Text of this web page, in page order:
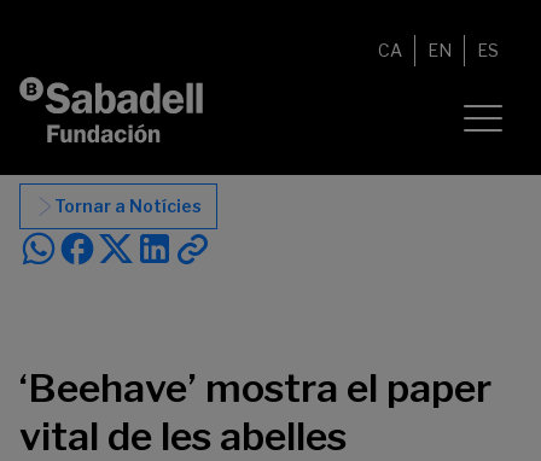
CA EN ES
Tornar a Notícies
‘Beehave’ mostra el paper
vital de les abelles